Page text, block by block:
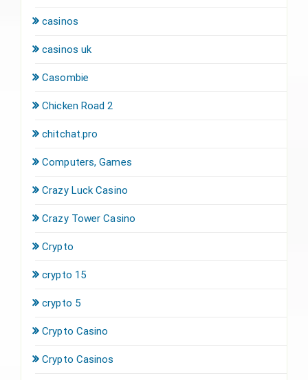
casinos
casinos uk
Casombie
Chicken Road 2
chitchat.pro
Computers, Games
Crazy Luck Casino
Crazy Tower Сasino
Crypto
crypto 15
crypto 5
Crypto Casino
Crypto Casinos